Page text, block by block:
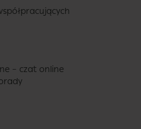
– czat online